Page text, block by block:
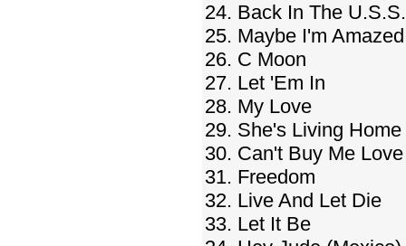
24. Back In The
25. Maybe I'm Amazed
26. C Moon
27. Let 'Em In
28. My Love
29. She's Living Home
30. Can't Buy Me Love
31. Freedom
32. Live And Let Die
33. Let It Be